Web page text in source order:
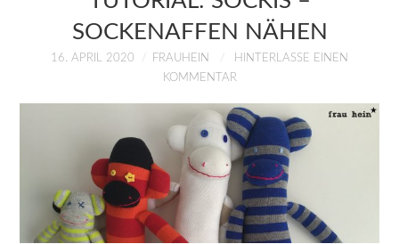
BLOGSOCKENAFFEN NÄHEN
16. APRIL 2020 FRAUHEIN
HINTERLASSE EINEN
KOMMENTAR